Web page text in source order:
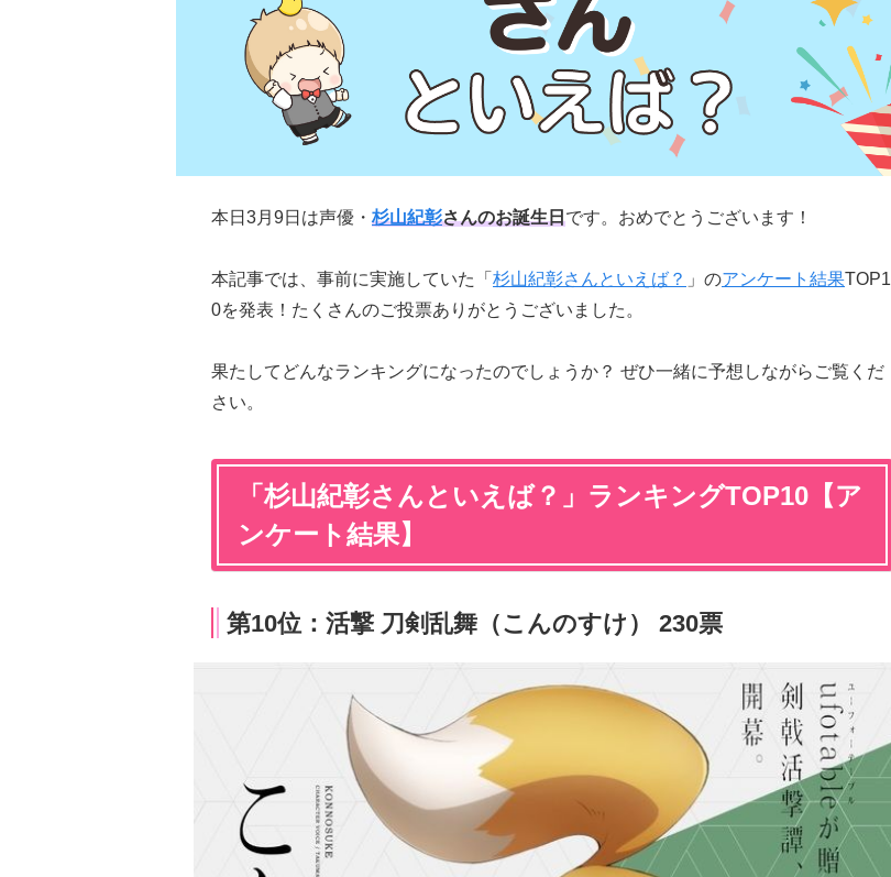
本日3月9日は声優・ 杉山紀彰さんのお誕生日です。おめでとうございます！
本記事では、事前に実施していた「 杉山紀彰さんといえば？ 」のアンケート結果TOP1
0を発表！たくさんのご投票ありがとうございました。
果たしてどんなランキングになったのでしょうか？ ぜひ一緒に予想しながらご覧くだ
さい。
「杉山紀彰さんといえば？」ランキングTOP10【ア
ンケート結果】
第10位：活撃 刀剣乱舞（こんのすけ） 230票